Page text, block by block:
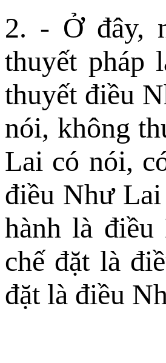
2. - Ở đây,
thuyết pháp
thuyết điều
nói, không
Lai có nói,
điều Như
hành là
chế đặt là
đặt là điều